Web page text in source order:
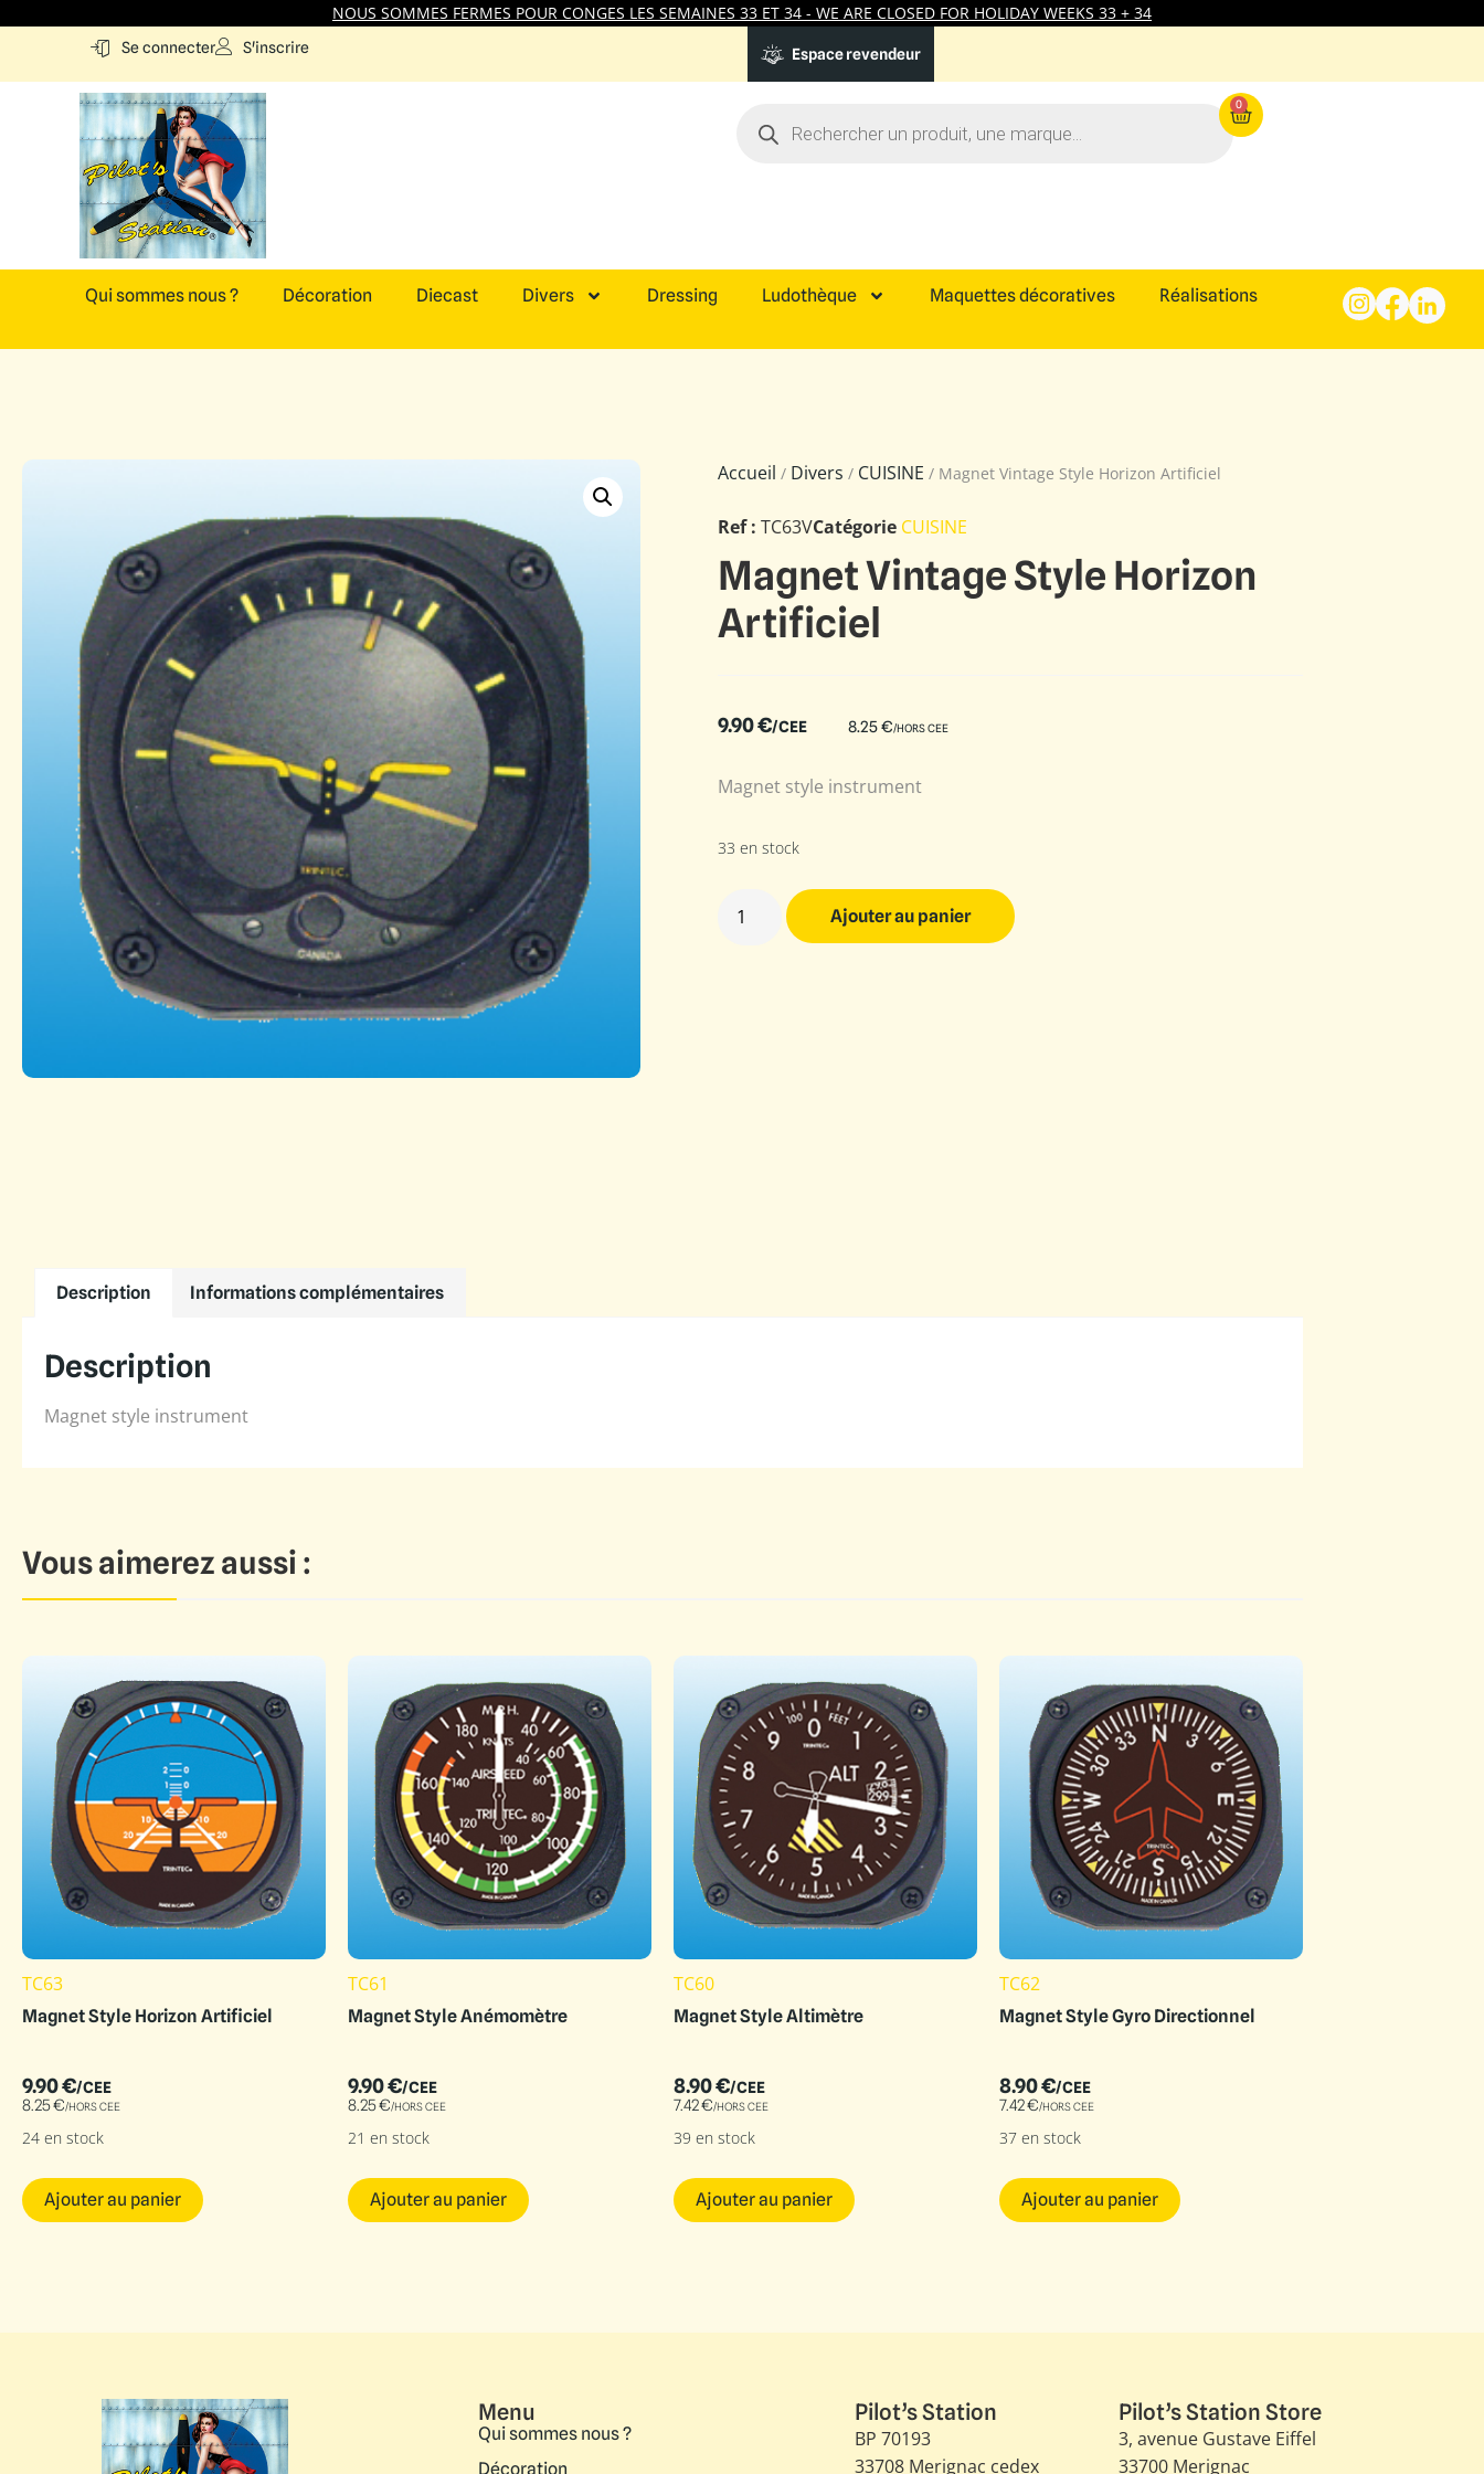
NOUS SOMMES FERMES POUR CONGES LES SEMAINES 33 ET 34 - WE ARE CLOSED FOR HOLIDAY WEEKS 33 + 34
Se connecter S'inscrire Espace revendeur
0
Qui sommes nous ? Décoration Diecast Divers Dressing Ludothèque Maquettes décoratives Réalisations
Accueil / Divers / CUISINE / Magnet Vintage Style Horizon Artificiel
Ref : TC63VCatégorie CUISINE
Magnet Vintage Style Horizon
Artificiel
9.90€/CEE 8.25€/HORS CEE
Magnet style instrument
33 en stock
Ajouter au panier
Description Informations complémentaires
Description
Magnet style instrument
Vous aimerez aussi :
TC63
Magnet Style Horizon Artificiel
9.90€/CEE
8.25€/HORS CEE
24 en stock
Ajouter au panier
TC61
Magnet Style Anémomètre
9.90€/CEE
8.25€/HORS CEE
21 en stock
Ajouter au panier
TC60
Magnet Style Altimètre
8.90€/CEE
7.42€/HORS CEE
39 en stock
Ajouter au panier
TC62
Magnet Style Gyro Directionnel
8.90€/CEE
7.42€/HORS CEE
37 en stock
Ajouter au panier
Menu
Qui sommes nous ?
Décoration
Pilot’s Station
BP 70193
33708 Merignac cedex
Pilot’s Station Store
3, avenue Gustave Eiffel​
33700 Merignac